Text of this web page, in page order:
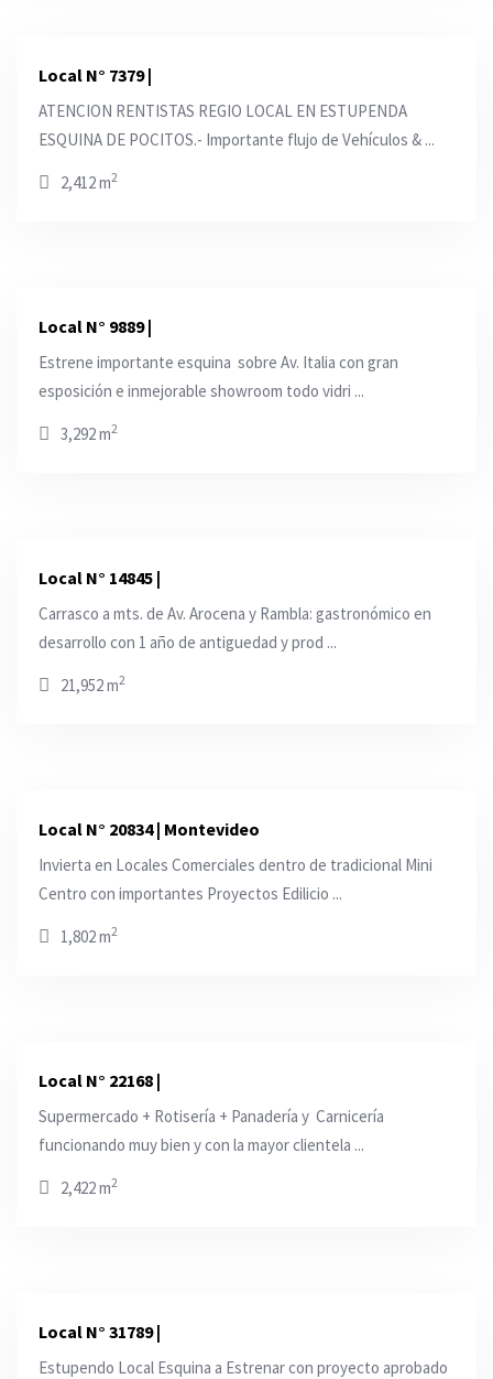
Local N° 7379 |
ATENCION RENTISTAS REGIO LOCAL EN ESTUPENDA
ESQUINA DE POCITOS.- Importante flujo de Vehículos & ...
2,412 m2
Local N° 9889 |
Estrene importante esquina sobre Av. Italia con gran
esposición e inmejorable showroom todo vidri ...
3,292 m2
Local N° 14845 |
Carrasco a mts. de Av. Arocena y Rambla: gastronómico en
desarrollo con 1 año de antiguedad y prod ...
21,952 m2
Local N° 20834 | Montevideo
Invierta en Locales Comerciales dentro de tradicional Mini
Centro con importantes Proyectos Edilicio ...
1,802 m2
Local N° 22168 |
Supermercado + Rotisería + Panadería y Carnicería
funcionando muy bien y con la mayor clientela ...
2,422 m2
Local N° 31789 |
Estupendo Local Esquina a Estrenar con proyecto aprobado